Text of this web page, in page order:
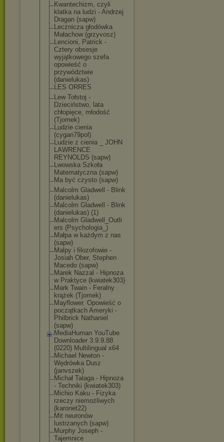
Kwantechizm, czyli
klatka na ludzi - Andrzej
Dragan (sapw)
Lecznicza głodówka
Małachow (grzyvosz)
Lencioni, Patrick -
Cztery obsesje
wyjątkowego szefa
opowieść o
przywództwie
(danielukas)
LES ORRES
Lew Tołstoj -
Dzieciństwo, lata
chłopięce, młodość
(Tjomek)
Ludzie cienia
(cygan79pol)
Ludzie z cienia _ JOHN
LAWRENCE
REYNOLDS (sapw)
Lwowska Szkoła
Matematyczna (sapw)
Ma być czysto (sapw)
Malcolm Gladwell - Blink
(danielukas)
Malcolm Gladwell - Blink
(danielukas) (1)
Malcolm Gladwell_Outli
ers (Psychologia_)
Małpa w każdym z nas
(sapw)
Malpy i filozofowie -
Josiah Ober, Stephen
Macedo (sapw)
Marek Nazzal - Hipnoza
w Praktyce (kwiatek303)
Mark Twain - Feralny
krążek (Tjomek)
Mayflower. Opowieść o
początkach Ameryki -
Philbrick Nathaniel
(sapw)
MediaHuman YouTube
Downloader 3.9.9.88
(0220) Multilingual x64
Michael Newton -
Wędrówka Dusz
(janvszek)
Michał Talaga - Hipnoza
- Techniki (kwiatek303)
Michio Kaku - Fizyka
rzeczy niemożliwych
(karonet22)
Mit neuronów
lustrzanych (sapw)
Murphy Joseph -
Tajemnice